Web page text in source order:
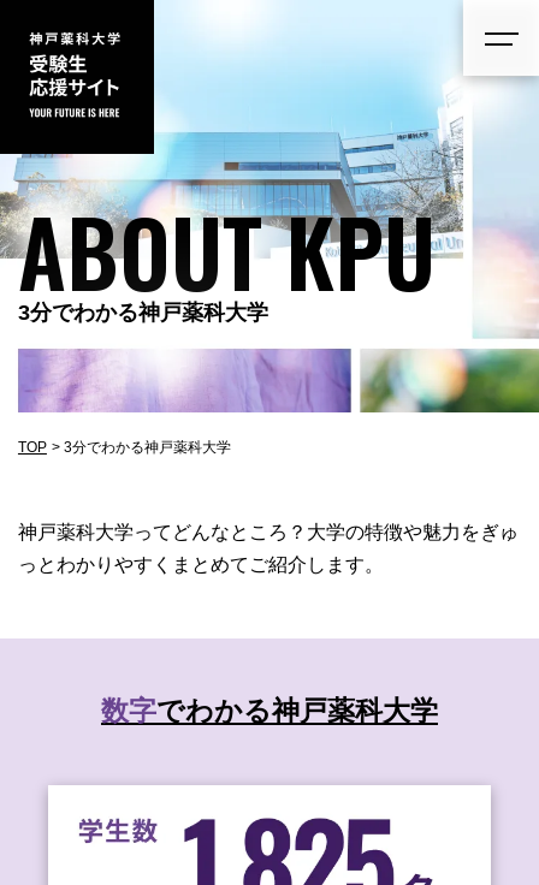
ABOUT KPU
3分でわかる神戸薬科大学
TOP 3分でわかる神戸薬科大学
神戸薬科大学ってどんなところ？大学の特徴や魅力をぎゅ
っとわかりやすくまとめてご紹介します。
数字でわかる神戸薬科大学